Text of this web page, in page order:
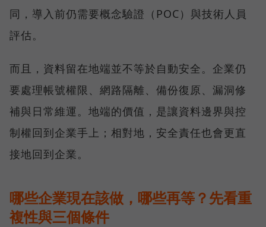
同，導入前仍需要概念驗證（POC）與技術人員
評估。
而且，資料留在地端並不等於自動安全。企業仍
要處理帳號權限、網路隔離、備份復原、漏洞修
補與日常維運。地端的價值，是讓資料邊界與控
制權回到企業手上；相對地，安全責任也會更直
接地回到企業。
哪些企業現在該做，哪些再等？先看重
複性與三個條件